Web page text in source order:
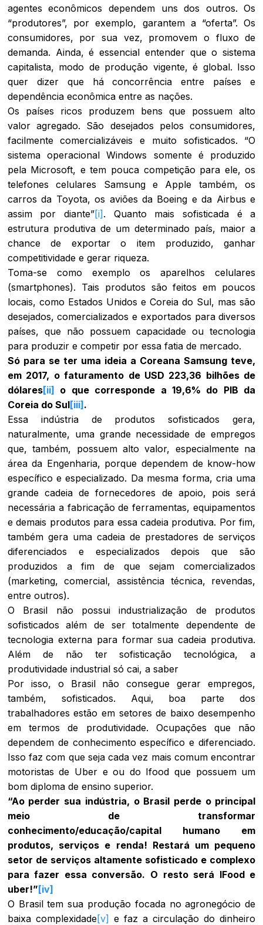
agentes econômicos dependem uns dos outros. Os
“produtores”, por exemplo, garantem a “oferta”. Os
consumidores, por sua vez, promovem o fluxo de
demanda. Ainda, é essencial entender que o sistema
capitalista, modo de produção vigente, é global. Isso
quer dizer que há concorrência entre países e
dependência econômica entre as nações.
Os países ricos produzem bens que possuem alto
valor agregado. São desejados pelos consumidores,
facilmente comercializáveis e muito sofisticados. “O
sistema operacional Windows somente é produzido
pela Microsoft, e tem pouca competição para ele, os
telefones celulares Samsung e Apple também, os
carros da Toyota, os aviões da Boeing e da Airbus e
assim por diante”[i]. Quanto mais sofisticada é a
estrutura produtiva de um determinado país, maior a
chance de exportar o item produzido, ganhar
competitividade e gerar riqueza.
Toma-se como exemplo os aparelhos celulares
(smartphones). Tais produtos são feitos em poucos
locais, como Estados Unidos e Coreia do Sul, mas são
desejados, comercializados e exportados para diversos
países, que não possuem capacidade ou tecnologia
para produzir e competir por essa fatia de mercado.
Só para se ter uma ideia a Coreana Samsung teve,
em 2017, o faturamento de USD 223,36 bilhões de
dólares[ii] o que corresponde a 19,6% do PIB da
Coreia do Sul[iii].
Essa indústria de produtos sofisticados gera,
naturalmente, uma grande necessidade de empregos
que, também, possuem alto valor, especialmente na
área da Engenharia, porque dependem de know-how
específico e especializado. Da mesma forma, cria uma
grande cadeia de fornecedores de apoio, pois será
necessária a fabricação de ferramentas, equipamentos
e demais produtos para essa cadeia produtiva. Por fim,
também gera uma cadeia de prestadores de serviços
diferenciados e especializados depois que são
produzidos a fim de que sejam comercializados
(marketing, comercial, assistência técnica, revendas,
entre outros).
O Brasil não possui industrialização de produtos
sofisticados além de ser totalmente dependente de
tecnologia externa para formar sua cadeia produtiva.
Além de não ter sofisticação tecnológica, a
produtividade industrial só cai, a saber
Por isso, o Brasil não consegue gerar empregos,
também, sofisticados. Aqui, boa parte dos
trabalhadores estão em setores de baixo desempenho
em termos de produtividade. Ocupações que não
dependem de conhecimento específico e diferenciado.
Isso faz com que seja cada vez mais comum encontrar
motoristas de Uber e ou do Ifood que possuem um
bom diploma de ensino superior.
“Ao perder sua indústria, o Brasil perde o principal
meio de transformar
conhecimento/educação/capital humano em
produtos, serviços e renda! Restará um pequeno
setor de serviços altamente sofisticado e complexo
para fazer essa conversão. O resto será IFood e
uber!”[iv]
O Brasil tem sua produção focada no agronegócio de
baixa complexidade[v] e faz a circulação do dinheiro